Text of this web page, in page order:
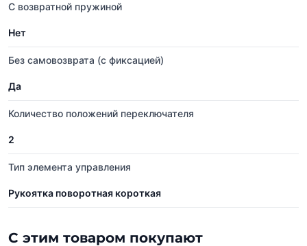
С возвратной пружиной
Нет
Без самовозврата (с фиксацией)
Да
Количество положений переключателя
2
Тип элемента управления
Рукоятка поворотная короткая
С этим товаром покупают